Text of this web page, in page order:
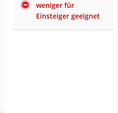
weniger für
Einsteiger geeignet